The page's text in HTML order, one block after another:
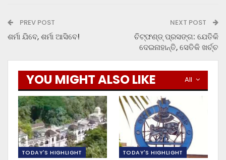
PREV POST
ଶର୍ମା ଯିବେ, ଶର୍ମା ଆସିବେ!
NEXT POST
ଚିଟ୍‌ଫଣ୍ଡ୍‌ ପ୍ରସଙ୍ଗ: ଯେତିକି
ଦେଇନାହାନ୍ତି, ସେତିକି ଖର୍ଚ୍ଚ
All
YOU MIGHT ALSO LIKE
TODAY'S HIGHLIGHT TODAY'S HIGHLIGHT